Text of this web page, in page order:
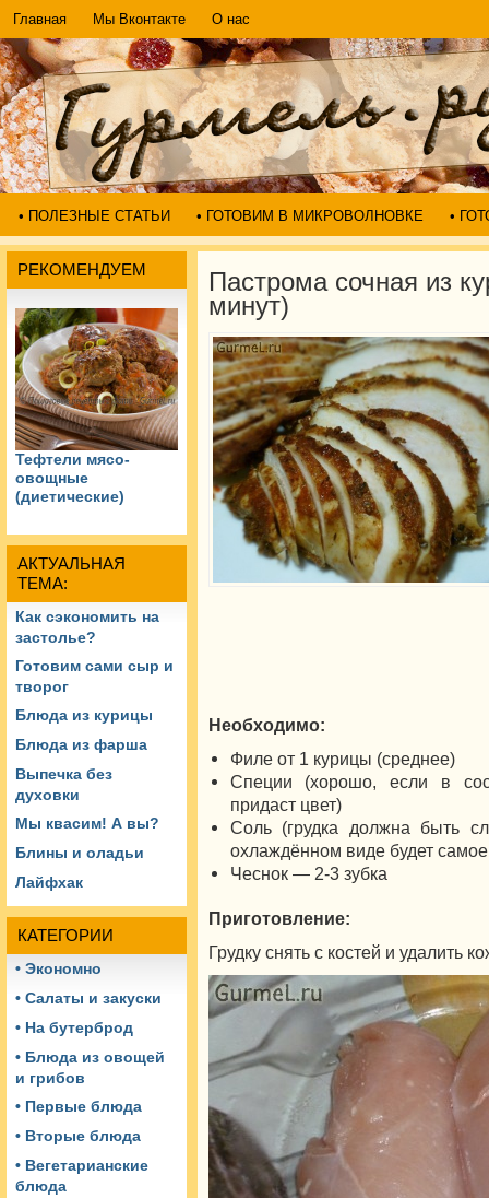
Главная Мы Вконтакте О нас
• ПОЛЕЗНЫЕ СТАТЬИ • ГОТОВИМ В МИКРОВОЛНОВКЕ •
РЕКОМЕНДУЕМ
Тефтели мясо-
овощные
(диетические)
АКТУАЛЬНАЯ
ТЕМА:
Как сэкономить на
застолье?
Готовим сами сыр и
творог
Блюда из курицы
Блюда из фарша
Выпечка без
духовки
Мы квасим! А вы?
Блины и оладьи
Лайфхак
КАТЕГОРИИ
• Экономно
• Салаты и закуски
• На бутерброд
• Блюда из овощей
и грибов
• Первые блюда
• Вторые блюда
• Вегетарианские
блюда
Пастрома сочная из
минут)
Необходимо:
Филе от 1 курицы (среднее)
Специи (хорошо, если в
придаст цвет)
Соль (грудка должна быть
охлаждённом виде будет самое
Чеснок — 2-3 зубка
Приготовление:
Грудку снять с костей и удалить